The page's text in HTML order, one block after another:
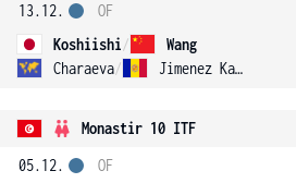
13.12.
Koshiishi/
Wang
Charaeva/ Jimenez Kasintseva
OF
Monastir 10 ITF
05.12.
OF